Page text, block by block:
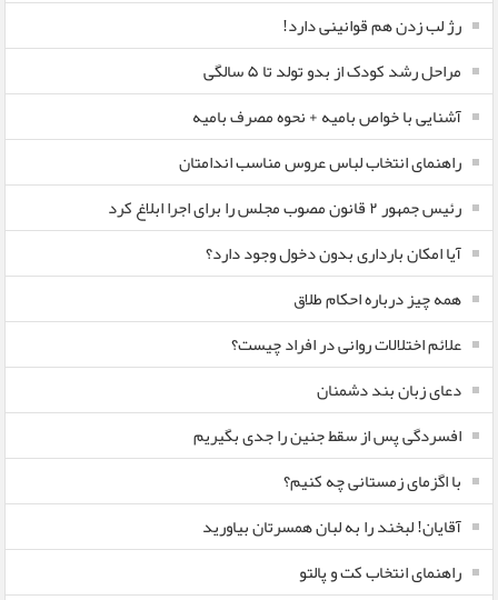
رژ لب زدن هم قوانینی دارد!
مراحل رشد کودک از بدو تولد تا ۵ سالگی
آشنایی با خواص بامیه + نحوه مصرف بامیه
راهنمای انتخاب لباس عروس مناسب اندامتان
رئیس جمهور ۲ قانون مصوب مجلس را برای اجرا ابلاغ کرد
آیا امکان بارداری بدون دخول وجود دارد؟
همه چیز درباره احکام طلاق
علائم اختلالات روانی در افراد چیست؟
دعای زبان بند دشمنان
افسردگی پس از سقط جنین را جدی بگیریم
با اگزمای زمستانی چه کنیم؟
آقایان! لبخند را به لبان همسرتان بیاورید
راهنمای انتخاب کت و پالتو